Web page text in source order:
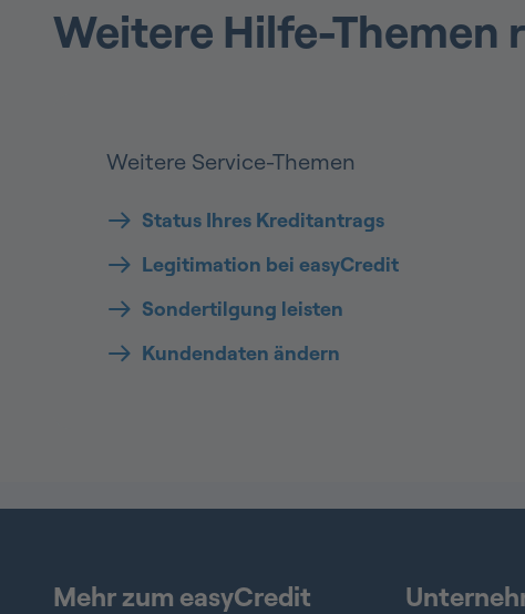
Weitere Hilfe-Themen
Weitere Service-Themen
Status Ihres Kreditantrags
Legitimation bei easyCredit
Sondertilgung leisten
Kundendaten ändern
Mehr zum easyCredit